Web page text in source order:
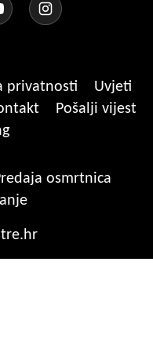
privatnosti
Uvjeti
Pošalji vijest
osmrtnica